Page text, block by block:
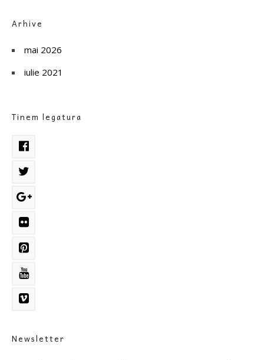
Arhive
mai 2026
iulie 2021
Tinem legatura
Newsletter